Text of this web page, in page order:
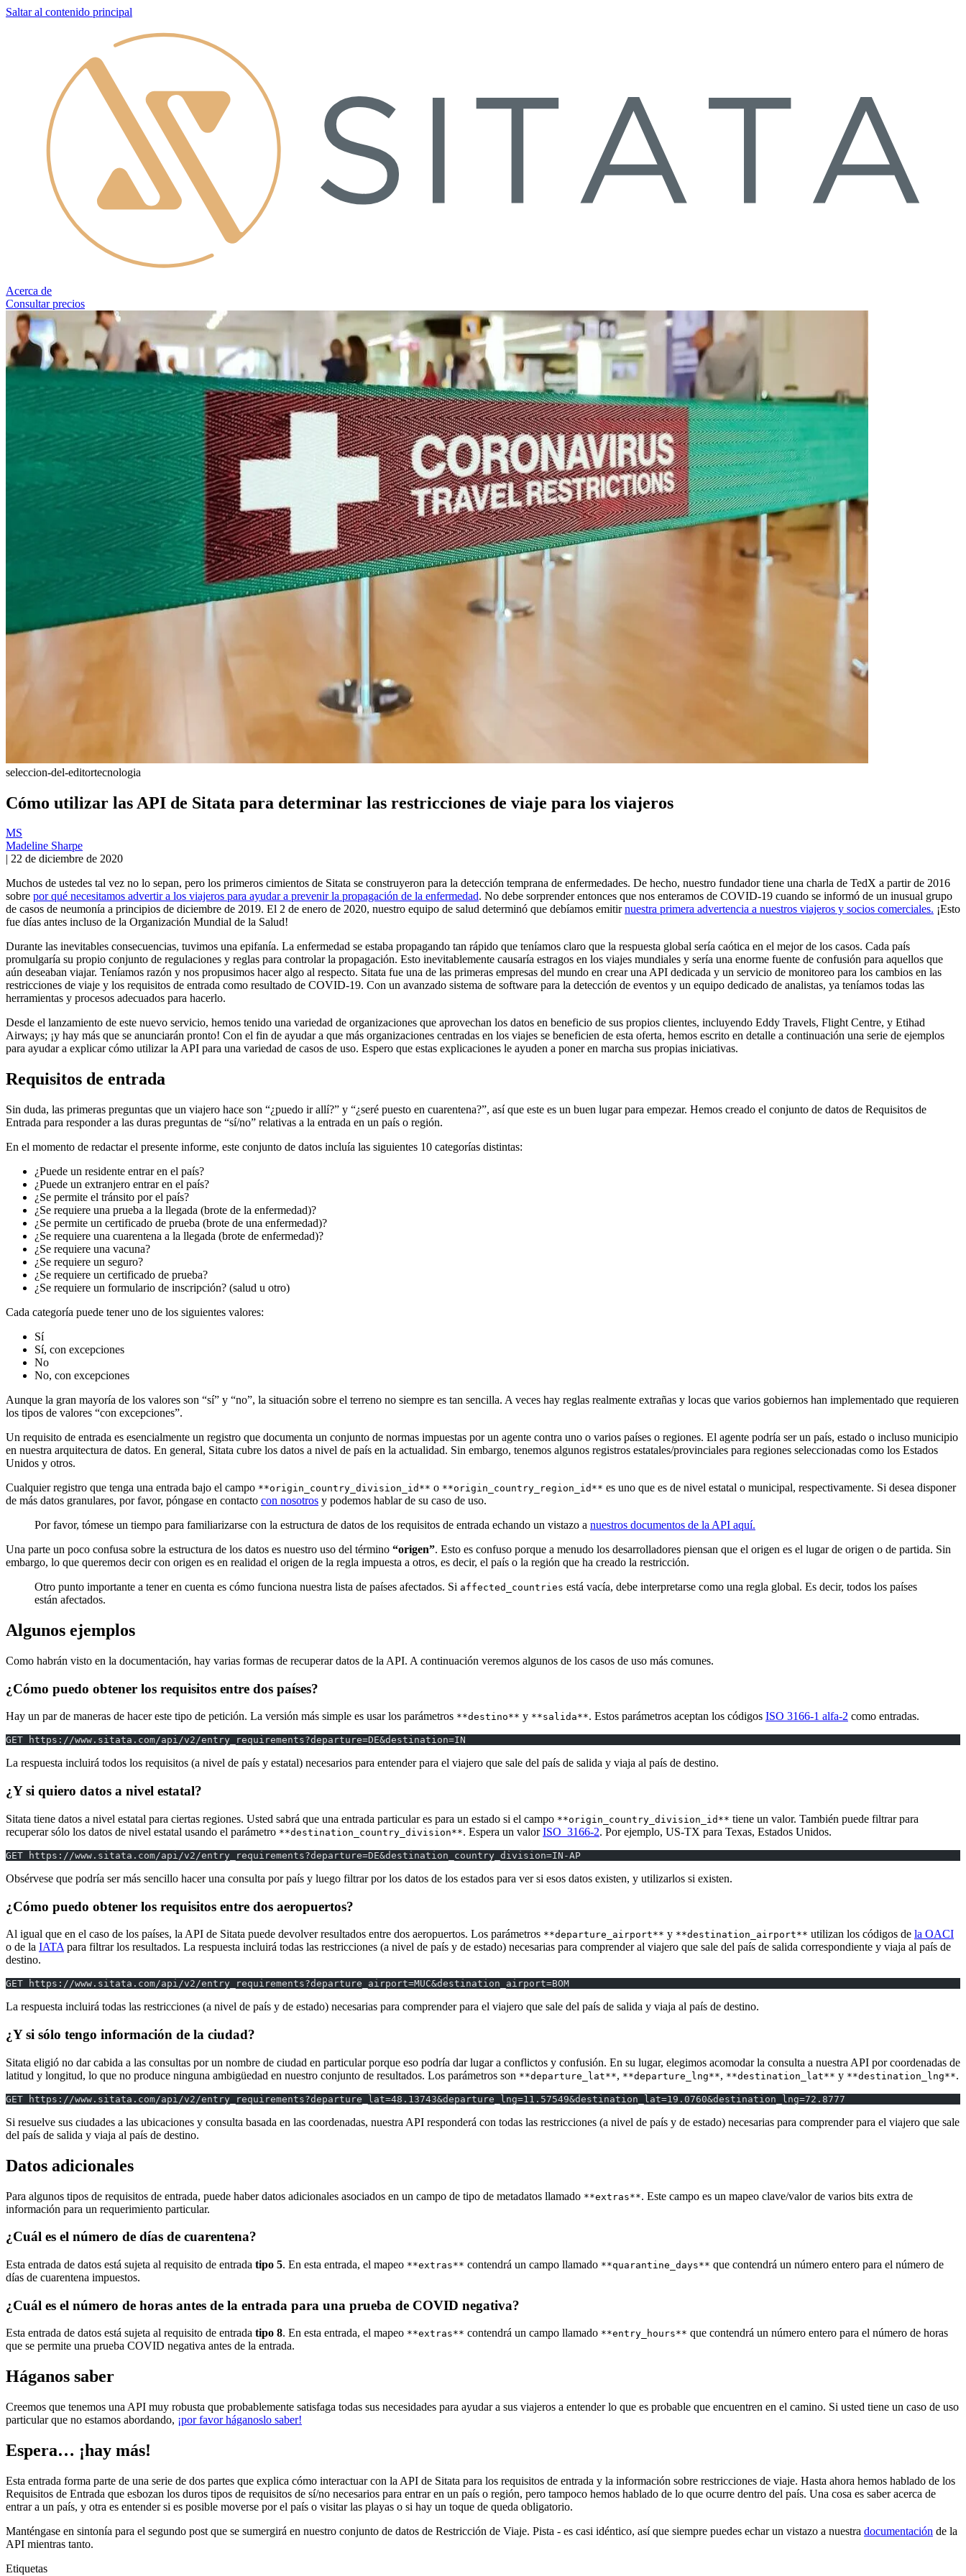
Saltar al contenido principal
Acerca de
Consultar precios
seleccion-del-editortecnologia
Cómo utilizar las API de Sitata para determinar las restricciones de viaje para los viajeros
MS
Madeline Sharpe
| 22 de diciembre de 2020
Muchos de ustedes tal vez no lo sepan, pero los primeros cimientos de Sitata se construyeron para la detección temprana de enfermedades. De hecho, nuestro fundador tiene una charla de TedX a partir de 2016
sobre por qué necesitamos advertir a los viajeros para ayudar a prevenir la propagación de la enfermedad. No debe sorprender entonces que nos enteramos de COVID-19 cuando se informó de un inusual grupo
de casos de neumonía a principios de diciembre de 2019. El 2 de enero de 2020, nuestro equipo de salud determinó que debíamos emitirnuestra primera advertencia a nuestros viajeros y socios comerciales. ¡Esto
fue días antes incluso de la Organización Mundial de la Salud!
Durante las inevitables consecuencias, tuvimos una epifanía. La enfermedad se estaba propagando tan rápido que teníamos claro que la respuesta global sería caótica en el mejor de los casos. Cada país
promulgaría su propio conjunto de regulaciones y reglas para controlar la propagación. Esto inevitablemente causaría estragos en los viajes mundiales y sería una enorme fuente de confusión para aquellos que
aún deseaban viajar. Teníamos razón y nos propusimos hacer algo al respecto. Sitata fue una de las primeras empresas del mundo en crear una API dedicada y un servicio de monitoreo para los cambios en las
restricciones de viaje y los requisitos de entrada como resultado de COVID-19. Con un avanzado sistema de software para la detección de eventos y un equipo dedicado de analistas, ya teníamos todas las
herramientas y procesos adecuados para hacerlo.
Desde el lanzamiento de este nuevo servicio, hemos tenido una variedad de organizaciones que aprovechan los datos en beneficio de sus propios clientes, incluyendo Eddy Travels, Flight Centre, y Etihad
Airways; ¡y hay más que se anunciarán pronto! Con el fin de ayudar a que más organizaciones centradas en los viajes se beneficien de esta oferta, hemos escrito en detalle a continuación una serie de ejemplos
para ayudar a explicar cómo utilizar la API para una variedad de casos de uso. Espero que estas explicaciones le ayuden a poner en marcha sus propias iniciativas.
Requisitos de entrada
Sin duda, las primeras preguntas que un viajero hace son “¿puedo ir allí?” y “¿seré puesto en cuarentena?”, así que este es un buen lugar para empezar. Hemos creado el conjunto de datos de Requisitos de
Entrada para responder a las duras preguntas de “sí/no” relativas a la entrada en un país o región.
En el momento de redactar el presente informe, este conjunto de datos incluía las siguientes 10 categorías distintas:
¿Puede un residente entrar en el país?
¿Puede un extranjero entrar en el país?
¿Se permite el tránsito por el país?
¿Se requiere una prueba a la llegada (brote de la enfermedad)?
¿Se permite un certificado de prueba (brote de una enfermedad)?
¿Se requiere una cuarentena a la llegada (brote de enfermedad)?
¿Se requiere una vacuna?
¿Se requiere un seguro?
¿Se requiere un certificado de prueba?
¿Se requiere un formulario de inscripción? (salud u otro)
Cada categoría puede tener uno de los siguientes valores:
Sí
Sí, con excepciones
No
No, con excepciones
Aunque la gran mayoría de los valores son “sí” y “no”, la situación sobre el terreno no siempre es tan sencilla. A veces hay reglas realmente extrañas y locas que varios gobiernos han implementado que requieren
los tipos de valores “con excepciones”.
Un requisito de entrada es esencialmente un registro que documenta un conjunto de normas impuestas por un agente contra uno o varios países o regiones. El agente podría ser un país, estado o incluso municipio
en nuestra arquitectura de datos. En general, Sitata cubre los datos a nivel de país en la actualidad. Sin embargo, tenemos algunos registros estatales/provinciales para regiones seleccionadas como los Estados
Unidos y otros.
Cualquier registro que tenga una entrada bajo el campo **origin_country_division_id** o **origin_country_region_id** es uno que es de nivel estatal o municipal, respectivamente. Si desea disponer
de más datos granulares, por favor, póngase en contacto con nosotros y podemos hablar de su caso de uso.
Por favor, tómese un tiempo para familiarizarse con la estructura de datos de los requisitos de entrada echando un vistazo a nuestros documentos de la API aquí.
Una parte un poco confusa sobre la estructura de los datos es nuestro uso del término “origen”. Esto es confuso porque a menudo los desarrolladores piensan que el origen es el lugar de origen o de partida. Sin
embargo, lo que queremos decir con origen es en realidad el origen de la regla impuesta a otros, es decir, el país o la región que ha creado la restricción.
Otro punto importante a tener en cuenta es cómo funciona nuestra lista de países afectados. Si affected_countries está vacía, debe interpretarse como una regla global. Es decir, todos los países
están afectados.
Algunos ejemplos
Como habrán visto en la documentación, hay varias formas de recuperar datos de la API. A continuación veremos algunos de los casos de uso más comunes.
¿Cómo puedo obtener los requisitos entre dos países?
Hay un par de maneras de hacer este tipo de petición. La versión más simple es usar los parámetros **destino** y **salida**. Estos parámetros aceptan los códigos ISO 3166-1 alfa-2 como entradas.
GET https://www.sitata.com/api/v2/entry_requirements?departure=DE&destination=IN
La respuesta incluirá todos los requisitos (a nivel de país y estatal) necesarios para entender para el viajero que sale del país de salida y viaja al país de destino.
¿Y si quiero datos a nivel estatal?
Sitata tiene datos a nivel estatal para ciertas regiones. Usted sabrá que una entrada particular es para un estado si el campo **origin_country_division_id** tiene un valor. También puede filtrar para
recuperar sólo los datos de nivel estatal usando el parámetro **destination_country_division**. Espera un valorISO_3166-2. Por ejemplo, US-TX para Texas, Estados Unidos.
GET https://www.sitata.com/api/v2/entry_requirements?departure=DE&destination_country_division=IN-AP
Obsérvese que podría ser más sencillo hacer una consulta por país y luego filtrar por los datos de los estados para ver si esos datos existen, y utilizarlos si existen.
¿Cómo puedo obtener los requisitos entre dos aeropuertos?
Al igual que en el caso de los países, la API de Sitata puede devolver resultados entre dos aeropuertos. Los parámetros **departure_airport** y **destination_airport** utilizan los códigos de la OACI
o de la IATA para filtrar los resultados. La respuesta incluirá todas las restricciones (a nivel de país y de estado) necesarias para comprender al viajero que sale del país de salida correspondiente y viaja al país de
destino.
GET https://www.sitata.com/api/v2/entry_requirements?departure_airport=MUC&destination_airport=BOM
La respuesta incluirá todas las restricciones (a nivel de país y de estado) necesarias para comprender para el viajero que sale del país de salida y viaja al país de destino.
¿Y si sólo tengo información de la ciudad?
Sitata eligió no dar cabida a las consultas por un nombre de ciudad en particular porque eso podría dar lugar a conflictos y confusión. En su lugar, elegimos acomodar la consulta a nuestra API por coordenadas de
latitud y longitud, lo que no produce ninguna ambigüedad en nuestro conjunto de resultados. Los parámetros son **departure_lat**, **departure_lng**, **destination_lat** y **destination_lng**.
GET https://www.sitata.com/api/v2/entry_requirements?departure_lat=48.13743&departure_lng=11.57549&destination_lat=19.0760&destination_lng=72.8777
Si resuelve sus ciudades a las ubicaciones y consulta basada en las coordenadas, nuestra API responderá con todas las restricciones (a nivel de país y de estado) necesarias para comprender para el viajero que sale
del país de salida y viaja al país de destino.
Datos adicionales
Para algunos tipos de requisitos de entrada, puede haber datos adicionales asociados en un campo de tipo de metadatos llamado **extras**. Este campo es un mapeo clave/valor de varios bits extra de
información para un requerimiento particular.
¿Cuál es el número de días de cuarentena?
Esta entrada de datos está sujeta al requisito de entrada tipo 5. En esta entrada, el mapeo **extras** contendrá un campo llamado **quarantine_days** que contendrá un número entero para el número de
días de cuarentena impuestos.
¿Cuál es el número de horas antes de la entrada para una prueba de COVID negativa?
Esta entrada de datos está sujeta al requisito de entrada tipo 8. En esta entrada, el mapeo **extras** contendrá un campo llamado **entry_hours** que contendrá un número entero para el número de horas
que se permite una prueba COVID negativa antes de la entrada.
Háganos saber
Creemos que tenemos una API muy robusta que probablemente satisfaga todas sus necesidades para ayudar a sus viajeros a entender lo que es probable que encuentren en el camino. Si usted tiene un caso de uso
particular que no estamos abordando, ¡por favor háganoslo saber!
Espera… ¡hay más!
Esta entrada forma parte de una serie de dos partes que explica cómo interactuar con la API de Sitata para los requisitos de entrada y la información sobre restricciones de viaje. Hasta ahora hemos hablado de los
Requisitos de Entrada que esbozan los duros tipos de requisitos de sí/no necesarios para entrar en un país o región, pero tampoco hemos hablado de lo que ocurre dentro del país. Una cosa es saber acerca de
entrar a un país, y otra es entender si es posible moverse por el país o visitar las playas o si hay un toque de queda obligatorio.
Manténgase en sintonía para el segundo post que se sumergirá en nuestro conjunto de datos de Restricción de Viaje. Pista - es casi idéntico, así que siempre puedes echar un vistazo a nuestra documentación de la
API mientras tanto.
Etiquetas